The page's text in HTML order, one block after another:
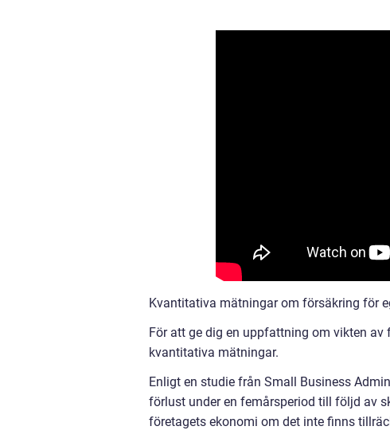
Kvantitativa mätningar om försäkring för
För att ge dig en uppfattning om vikten
kvantitativa mätningar.
Enligt en studie från Small Business
förlust under en femårsperiod till följd av
företagets ekonomi om det inte finns